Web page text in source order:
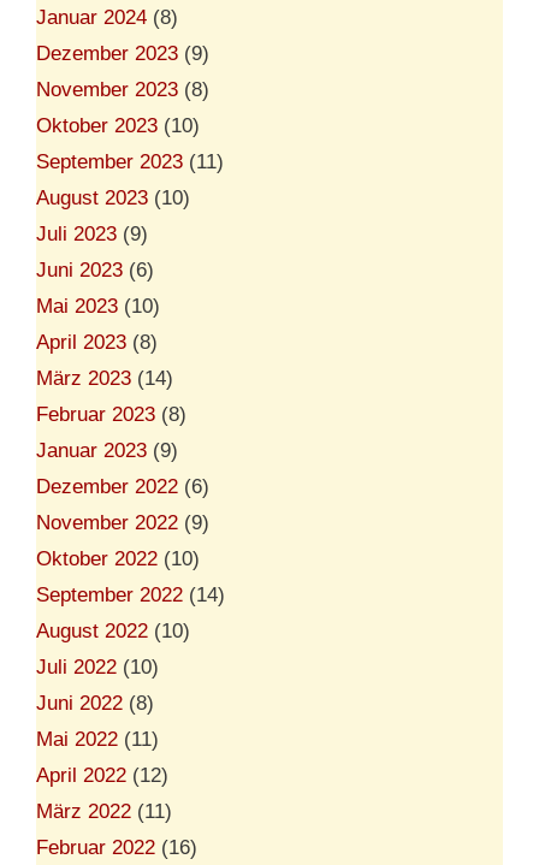
Januar 2024 (8)
Dezember 2023 (9)
November 2023 (8)
Oktober 2023 (10)
September 2023 (11)
August 2023 (10)
Juli 2023 (9)
Juni 2023 (6)
Mai 2023 (10)
April 2023 (8)
März 2023 (14)
Februar 2023 (8)
Januar 2023 (9)
Dezember 2022 (6)
November 2022 (9)
Oktober 2022 (10)
September 2022 (14)
August 2022 (10)
Juli 2022 (10)
Juni 2022 (8)
Mai 2022 (11)
April 2022 (12)
März 2022 (11)
Februar 2022 (16)